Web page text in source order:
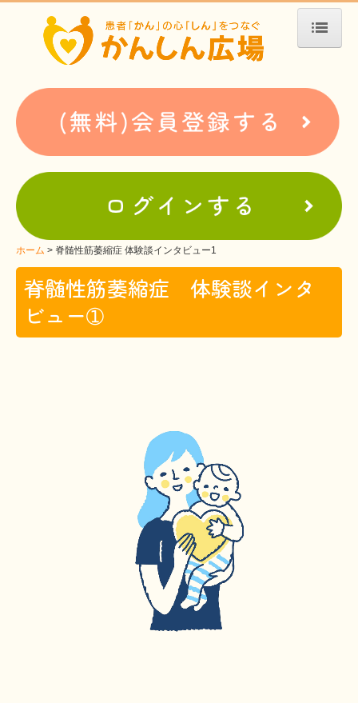
ホーム
患者会・支援団体紹介
疾患別検索
疾患分類検索
支援中ホームページ一例
難病お役立ち情報
患者会紹介
WEBメディアに関するコラム
医療従事者へのインタビュー
ホーム 脊髄性筋萎縮症 体験談インタビュー1
脊髄性筋萎縮症 体験談インタ
ビュー➀